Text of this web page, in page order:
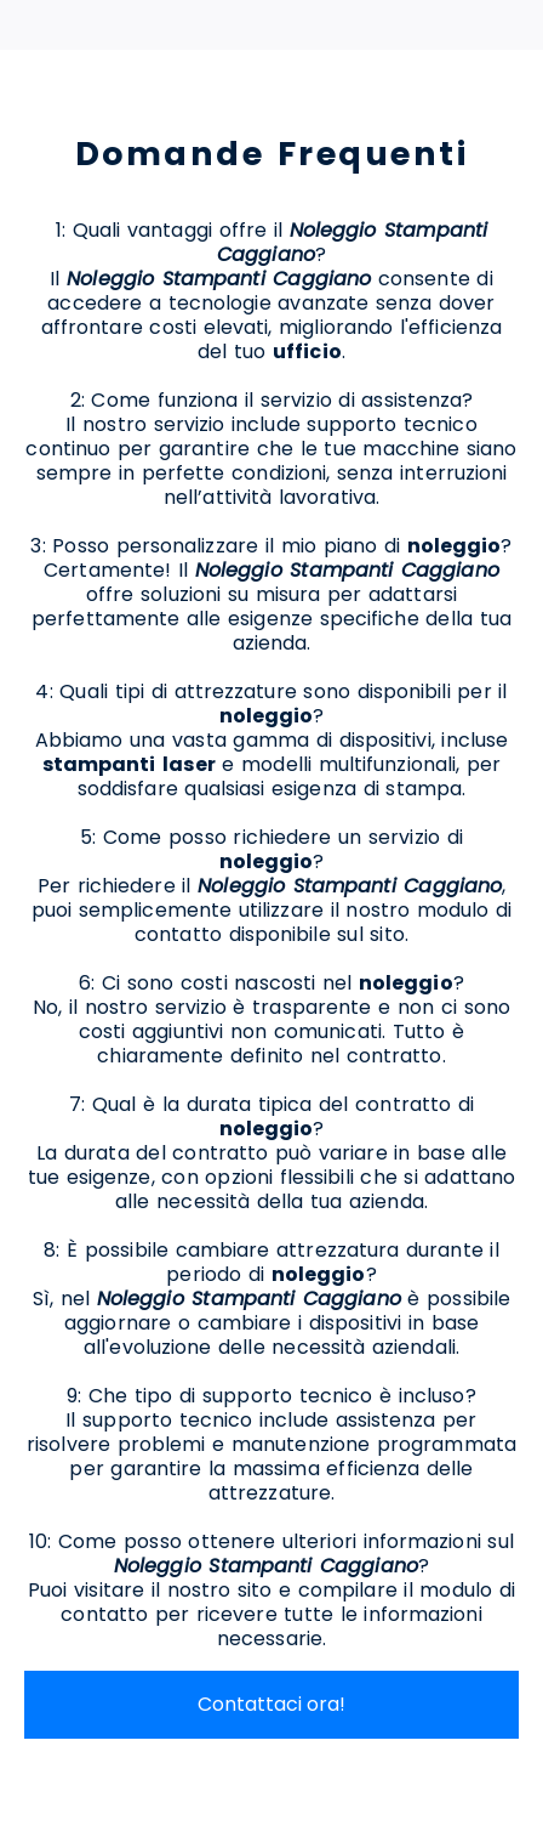
Domande Frequenti
1: Quali vantaggi offre il Noleggio Stampanti
Caggiano?
IlNoleggio Stampanti Caggianoconsente di
accedere a tecnologie avanzate senza dover
affrontare costi elevati, migliorando l'efficienza
del tuo ufficio.
2: Come funziona il servizio di assistenza?
Il nostro servizio include supporto tecnico
continuo per garantire che le tue macchine siano
sempre in perfette condizioni, senza interruzioni
nell’attività lavorativa.
3: Posso personalizzare il mio piano di noleggio?
Certamente! Il Noleggio Stampanti Caggiano
offre soluzioni su misura per adattarsi
perfettamente alle esigenze specifiche della tua
azienda.
4: Quali tipi di attrezzature sono disponibili per il
noleggio?
Abbiamo una vasta gamma di dispositivi, incluse
stampanti lasere modelli multifunzionali, per
soddisfare qualsiasi esigenza di stampa.
5: Come posso richiedere un servizio di
noleggio?
Per richiedere ilNoleggio Stampanti Caggiano,
puoi semplicemente utilizzare il nostro modulo di
contatto disponibile sul sito.
6: Ci sono costi nascosti nel noleggio?
No, il nostro servizio è trasparente e non ci sono
costi aggiuntivi non comunicati. Tutto è
chiaramente definito nel contratto.
7: Qual è la durata tipica del contratto di
noleggio?
La durata del contratto può variare in base alle
tue esigenze, con opzioni flessibili che si adattano
alle necessità della tua azienda.
8: È possibile cambiare attrezzatura durante il
periodo di noleggio?
Sì, nel Noleggio Stampanti Caggianoè possibile
aggiornare o cambiare i dispositivi in base
all'evoluzione delle necessità aziendali.
9: Che tipo di supporto tecnico è incluso?
Il supporto tecnico include assistenza per
risolvere problemi e manutenzione programmata
per garantire la massima efficienza delle
attrezzature.
10: Come posso ottenere ulteriori informazioni sul
Noleggio Stampanti Caggiano?
Puoi visitare il nostro sito e compilare il modulo di
contatto per ricevere tutte le informazioni
necessarie.
Contattaci ora!